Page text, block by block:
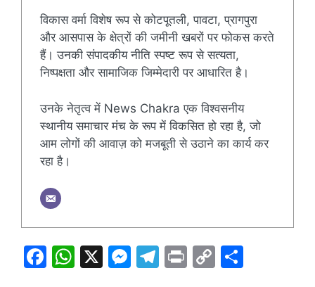
विकास वर्मा विशेष रूप से कोटपूतली, पावटा, प्रागपुरा
और आसपास के क्षेत्रों की जमीनी खबरों पर फोकस करते
हैं। उनकी संपादकीय नीति स्पष्ट रूप से सत्यता,
निष्पक्षता और सामाजिक जिम्मेदारी पर आधारित है।
उनके नेतृत्व में News Chakra एक विश्वसनीय
स्थानीय समाचार मंच के रूप में विकसित हो रहा है, जो
आम लोगों की आवाज़ को मजबूती से उठाने का कार्य कर
रहा है।
F
W X
M T
Pr C